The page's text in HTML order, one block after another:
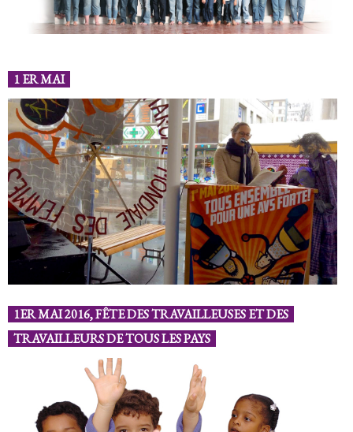
1 ER MAI
1ER MAI 2016, FÊTE DES TRAVAILLEUSES ET DES
TRAVAILLEURS DE TOUS LES PAYS